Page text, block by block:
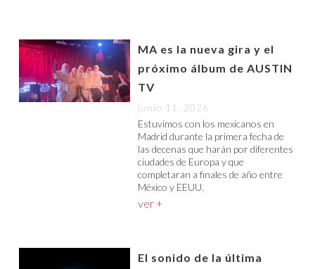
MA es la nueva gira y el
próximo álbum de AUSTIN
TV
junio 11, 2026
Estuvimos con los mexicanos en
Madrid durante la primera fecha de
las decenas que harán por diferentes
ciudades de Europa y que
completaran a finales de año entre
México y EEUU.
ver +
El sonido de la última